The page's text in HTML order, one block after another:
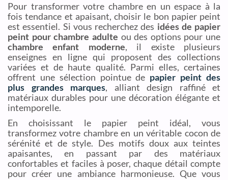
Pour transformer votre chambre en un espace à la
fois tendance et apaisant, choisir le bon papier peint
est essentiel. Si vous recherchez des idées de papier
peint pour chambre adulte ou des options pour une
chambre enfant moderne, il existe plusieurs
enseignes en ligne qui proposent des collections
variées et de haute qualité. Parmi elles, certaines
offrent une sélection pointue de papier peint des
plus grandes marques, alliant design raffiné et
matériaux durables pour une décoration élégante et
intemporelle.
En choisissant le papier peint idéal, vous
transformez votre chambre en un véritable cocon de
sérénité et de style. Des motifs doux aux teintes
apaisantes, en passant par des matériaux
confortables et faciles à poser, chaque détail compte
pour créer une ambiance harmonieuse. Que vous